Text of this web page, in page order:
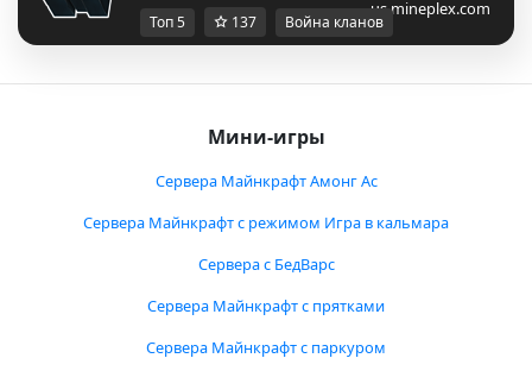
us.mineplex.com
Топ 5 137 Война кланов
Мини-игры
Сервера Майнкрафт Амонг Ас
Сервера Майнкрафт с режимом Игра в кальмара
Сервера с БедВарс
Сервера Майнкрафт с прятками
Сервера Майнкрафт с паркуром